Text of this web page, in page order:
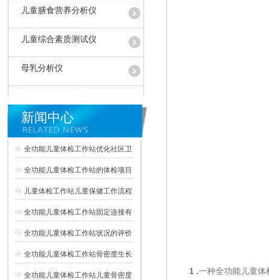
儿童膳食营养分析仪
儿童综合素质测试仪
母乳分析仪
新闻中心
全功能儿童体检工作站优化社区卫
全功能儿童体检工作站的体检项目
儿童体检工作站儿童保健工作流程
全功能儿童体检工作站固定连接有
全功能儿童体检工作站状况的评价
全功能儿童体检工作站骨密度生长
全功能儿童体检工作站儿童骨密度 1 .一种全功能儿童体